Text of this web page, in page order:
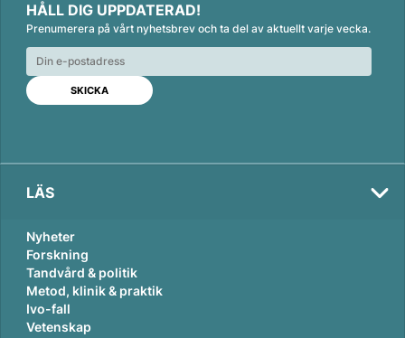
n
k
e
d
n
c
e
b
o
o
k
a
i
l
HÅLL DIG UPPDATERAD!
Prenumerera på vårt nyhetsbrev och ta del av aktuellt varje vecka.
LÄS
Nyheter
Forskning
Tandvård & politik
Metod, klinik & praktik
Ivo-fall
Vetenskap